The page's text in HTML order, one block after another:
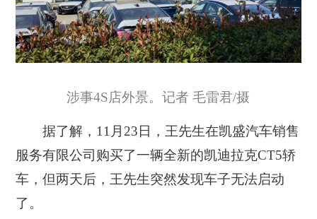
涉事4S店外景。记者 毛雷君/摄
据了解，11月23日，王先生在凯盛汽车销售
服务有限公司购买了一辆全新的凯迪拉克CT5轿
车，但两天后，王先生突然发现车子无法启动
了。